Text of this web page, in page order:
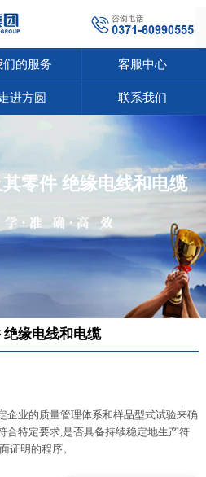
们的服务 客服中心
进方圆 联系我们
零件 绝缘电线和电缆
缘电线和电缆
企业的质量管理体系和样品型式试验来确
合特定要求,是否具备持续稳定地生产符
证明的程序。